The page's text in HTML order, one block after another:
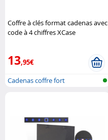
Coffre à clés format cadenas avec
code à 4 chiffres XCase
13,95€
Cadenas coffre fort